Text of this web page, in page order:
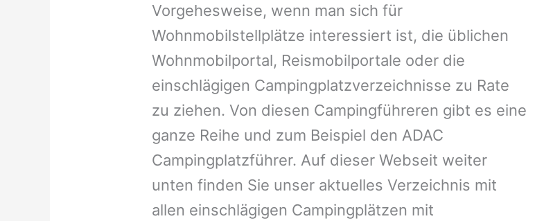
Vorgehesweise, wenn man sich für
Wohnmobilstellplätze interessiert ist, die üblichen
Wohnmobilportal, Reismobilportale oder die
einschlägigen Campingplatzverzeichnisse zu Rate
zu ziehen. Von diesen Campingführeren gibt es eine
ganze Reihe und zum Beispiel den ADAC
Campingplatzführer. Auf dieser Webseit weiter
unten finden Sie unser aktuelles Verzeichnis mit
allen einschlägigen Campingplätzen mit